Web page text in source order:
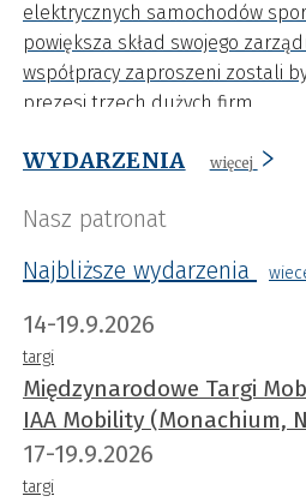
elektrycznych samochodów
powiększa skład swojego
współpracy zaproszeni zostali
prezesi trzech dużych firm
– Dan Balmer, Mike Flewitt oraz
WYDARZENIA więcej
Nasz patronat
Najbliższe wydarzenia
14-19.9.2026
targi
Międzynarodowe Targi
IAA Mobility (Monachium,
17-19.9.2026
targi